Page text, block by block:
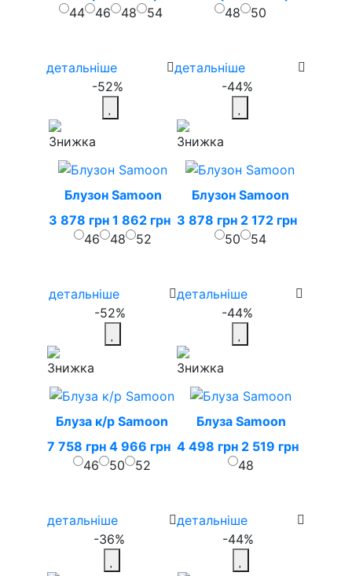
44
46 48 54
детальніше
-52%
48
50
детальніше
-44%
Блузон Samoon
3 878 грн 1 862 грн
46
48 52
детальніше
-52%
Блузон Samoon
3 878 грн 2 172 грн
50
54
детальніше
-44%
Блуза к/р Samoon
7 758 грн 4 966 грн
46
50 52
детальніше
-36%
Блуза Samoon
4 498 грн 2 519 грн
48
детальніше
-44%